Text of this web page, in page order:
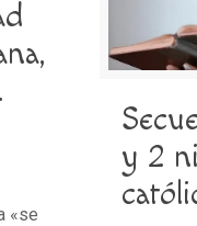
«se
y 2